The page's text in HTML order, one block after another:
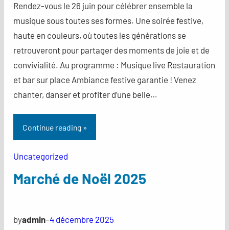
Rendez-vous le 26 juin pour célébrer ensemble la
musique sous toutes ses formes. Une soirée festive,
haute en couleurs, où toutes les générations se
retrouveront pour partager des moments de joie et de
convivialité. Au programme : Musique live Restauration
et bar sur place Ambiance festive garantie ! Venez
chanter, danser et profiter d’une belle…
Continue reading »
Uncategorized
Marché de Noël 2025
byadmin–4 décembre 2025